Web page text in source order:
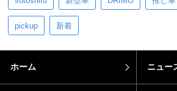
pickup 新着
ホーム ニュー